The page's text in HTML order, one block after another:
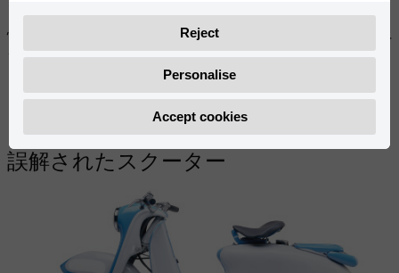
慎重に計画されたビジネス戦略により、RIEJUは多くのスペ
インの業界の巨人が失敗する中で（小規模でも）生き残るこ
とができました。RIEJUは常にその瞬間を最大限に活用する
という初期のアイデアに忠実であり続けました。
誤解されたスクーター
Reject
Personalise
Accept cookies